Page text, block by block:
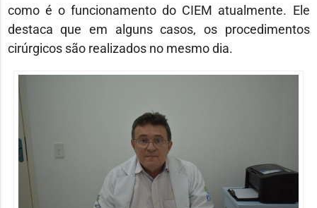
como é o funcionamento do CIEM atualmente. Ele
destaca que em alguns casos, os procedimentos
cirúrgicos são realizados no mesmo dia.